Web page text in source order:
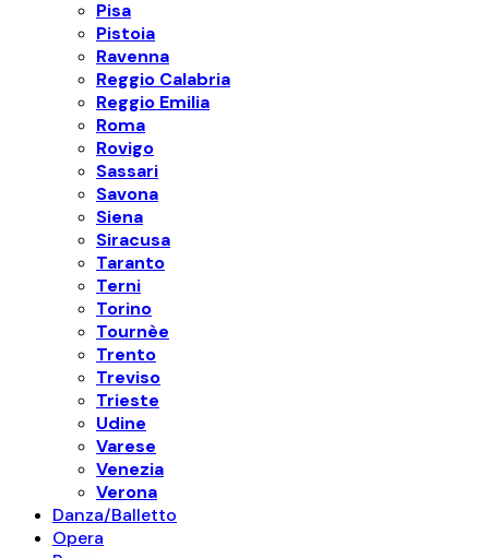
Pisa
Pistoia
Ravenna
Reggio Calabria
Reggio Emilia
Roma
Rovigo
Sassari
Savona
Siena
Siracusa
Taranto
Terni
Torino
Tournèe
Trento
Treviso
Trieste
Udine
Varese
Venezia
Verona
Danza/Balletto
Opera